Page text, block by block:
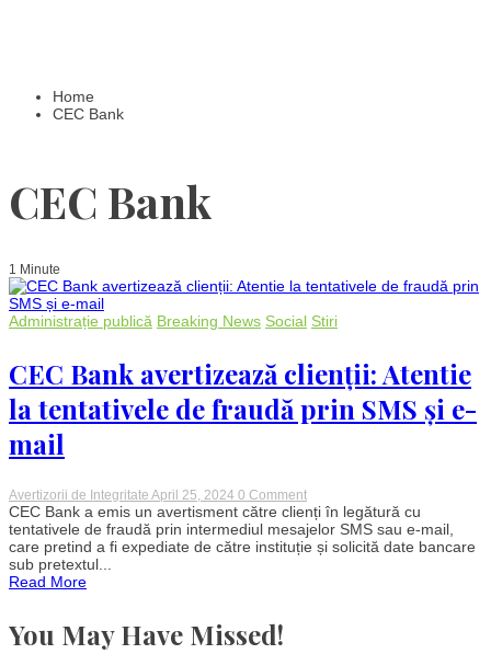
Home
CEC Bank
CEC Bank
1 Minute
Administrație publică Breaking News Social Stiri
CEC Bank avertizează clienții: Atentie
la tentativele de fraudă prin SMS și e-
mail
Avertizorii de Integritate April 25, 2024 0 Commenton
CEC
Bank
avertizează
clienții:
CEC Bank a emis un avertisment către clienți în legătură cu
tentativele de fraudă prin intermediul mesajelor SMS sau e-mail,
care pretind a fi expediate de către instituție și solicită date bancare
sub pretextul...
Read More
You May Have Missed!